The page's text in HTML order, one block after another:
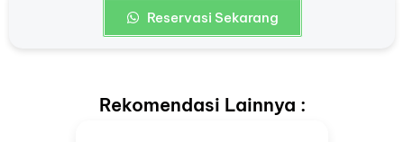
Reservasi Sekarang
Rekomendasi Lainnya :